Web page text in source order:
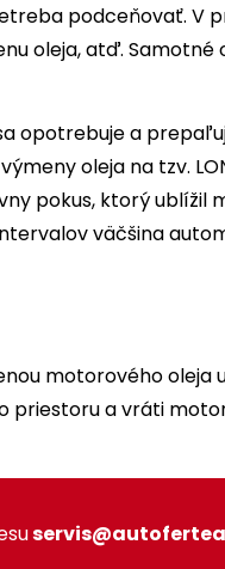
podceňovať. V
oleja, atď. Samotné
opotrebuje a
oleja na tzv.
pokus, ktorý
väčšina
motorového oleja
priestoru a vráti